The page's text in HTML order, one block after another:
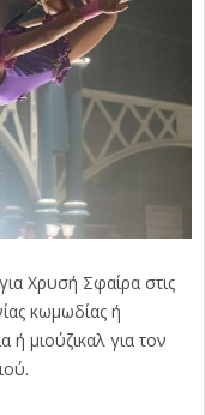
Χρυσή Σφαίρα στις
κωμωδίας ή
ή μιούζικαλ για τον